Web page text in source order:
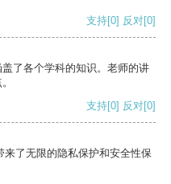
支持[0] 反对[0]
了各个学科的知识。老师的讲
支持[0] 反对[0]
了无限的隐私保护和安全性保